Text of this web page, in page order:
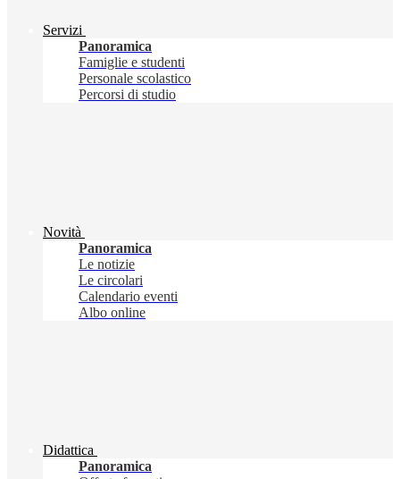
Servizi
Panoramica
Famiglie e studenti
Personale scolastico
Percorsi di studio
Novità
Panoramica
Le notizie
Le circolari
Calendario eventi
Albo online
Didattica
Panoramica